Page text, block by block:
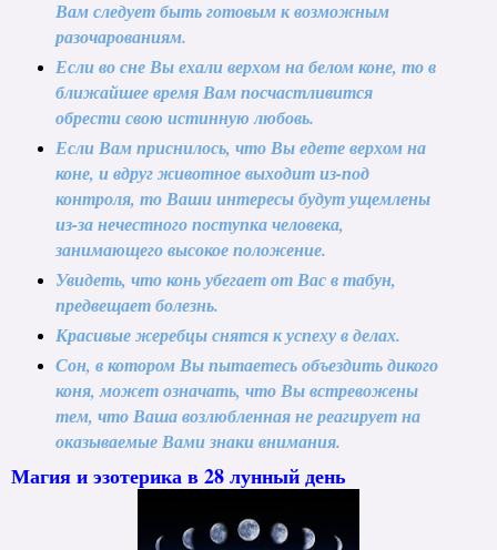
Вам следует быть готовым к возможным
разочарованиям.
Если во сне Вы ехали верхом на белом коне, то в
ближайшее время Вам посчастливится
обрести свою истинную любовь.
Если Вам приснилось, что Вы едете верхом на
коне, и вдруг животное выходит из-под
контроля, то Ваши интересы будут ущемлены
из-за нечестного поступка человека,
занимающего высокое положение.
Увидеть, что конь убегает от Вас в табун,
предвещает болезнь.
Красивые жеребцы снятся к успеху в делах.
Сон, в котором Вы пытаетесь объездить дикого
коня, может означать, что Вы встревожены
тем, что Ваша возлюбленная не реагирует на
оказываемые Вами знаки внимания.
Магия и эзотерика в 28 лунный день